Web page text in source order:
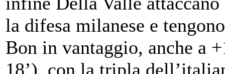
la difesa milanese e
Bon in vantaggio, anche a
18’), con la tripla